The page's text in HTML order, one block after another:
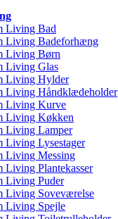
Living Bad
Living Badeforhæng
Living Børn
Living Glas
Living Hylder
Living Håndklædeholder
Living Kurve
Living Køkken
Living Lamper
Living Lysestager
Living Messing
Living Plantekasser
Living Puder
Living Soveværelse
Living Spejle